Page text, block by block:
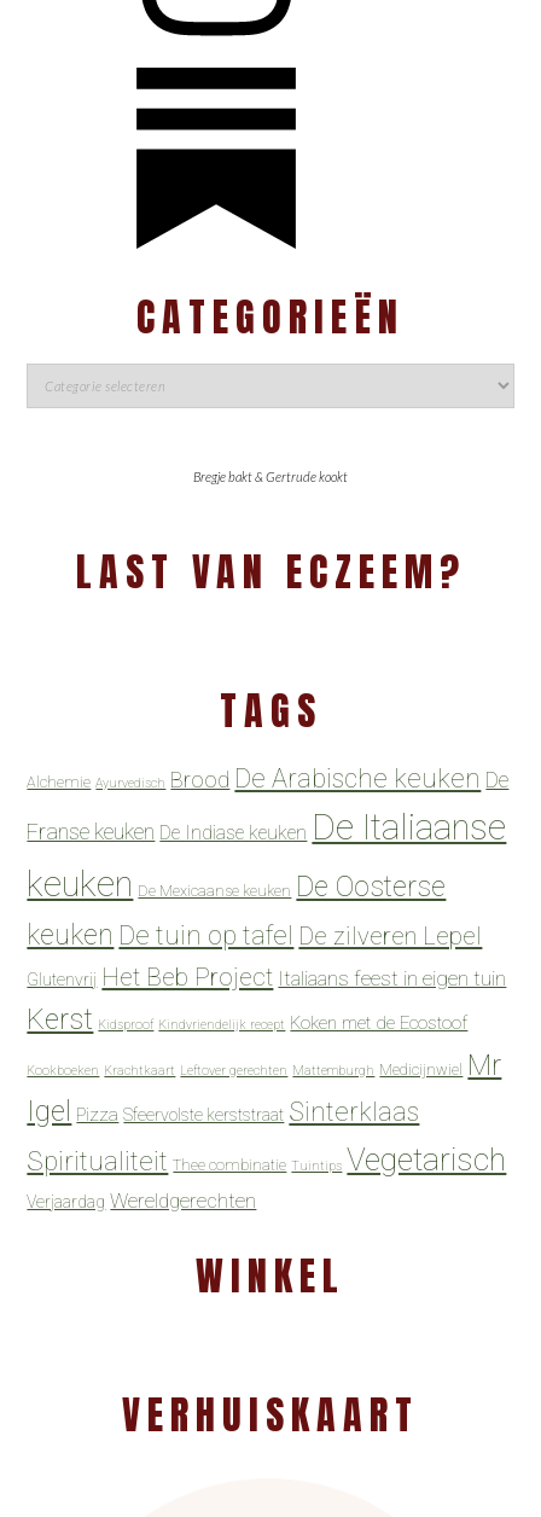
CATEGORIEËN
Bregje bakt & Gertrude kookt
LAST VAN ECZEEM?
TAGS
Alchemie Ayurvedisch Brood De Arabische keuken De
Franse keuken De Indiase keuken De Italiaanse
keuken De Mexicaanse keuken De Oosterse
keuken De tuin op tafel De zilveren Lepel
Glutenvrij Het Beb Project Italiaans feest in eigen tuin
Kerst Kidsproof Kindvriendelijk recept Koken met de Ecostoof
Kookboeken Krachtkaart Leftover gerechten Mattemburgh Medicijnwiel Mr
Igel
Pizza Sfeervolste kerststraat Sinterklaas
Spiritualiteit Thee combinatie Tuintips Vegetarisch
Verjaardag Wereldgerechten
WINKEL
VERHUISKAART